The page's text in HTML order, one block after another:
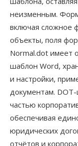
неизменным.
включая сложное
объекты, поля
Normal.dot имеет
шаблон Word,
и настройки,
документам.
частью
обеспечивая
юридических
отчётов и